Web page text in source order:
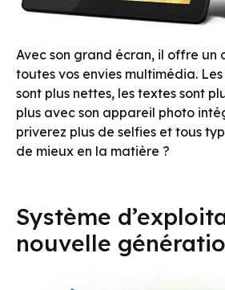
Avec son grand écran, il offre un
toutes vos envies multimédia.
sont plus nettes, les textes sont
plus avec son appareil photo
priverez plus de selfies et tous
de mieux en la matière ?
Système
nouvelle